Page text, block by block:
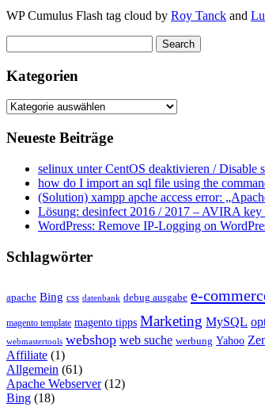
WP Cumulus Flash tag cloud by Roy Tanck and
Kategorien
Kategorien
Neueste Beiträge
selinux unter CentOS deaktivieren / Disable
how do I import an sql file using the
(Solution) xampp apche access error:
Lösung: desinfect 2016 / 2017 – AVIRA
WordPress: Remove IP-Logging on
Schlagwörter
apache Bing css datenbank debug ausgabe e-
magento template magento tipps Marketing MySQL
webmastertools webshop web suche werbung Yahoo
Affiliate (1)
Allgemein (61)
Apache Webserver(12)
Bing (18)